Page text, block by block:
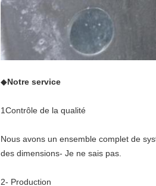
◆Notre service
1Contrôle de la qualité
Nous avons un ensemble complet de
des dimensions- Je ne sais pas.
2- Production